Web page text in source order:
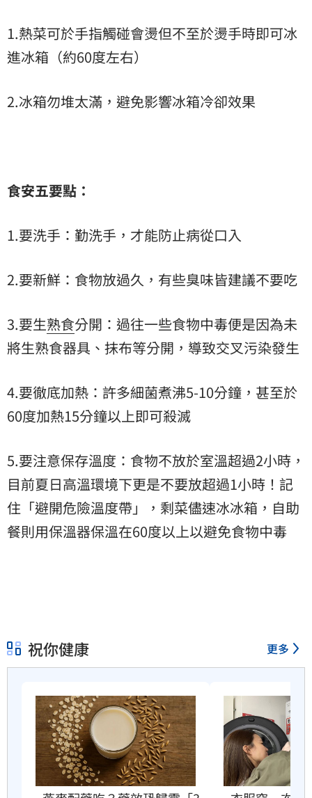
1.熱菜可於手指觸碰會燙但不至於燙手時即可冰
進冰箱（約60度左右）
2.冰箱勿堆太滿，避免影響冰箱冷卻效果
食安五要點：
1.要洗手：勤洗手，才能防止病從口入
2.要新鮮：食物放過久，有些臭味皆建議不要吃
3.要生熟食分開：過往一些食物中毒便是因為未
將生熟食器具、抹布等分開，導致交叉污染發生
4.要徹底加熱：許多細菌煮沸5-10分鐘，甚至於
60度加熱15分鐘以上即可殺滅
5.要注意保存溫度：食物不放於室溫超過2小時，
目前夏日高溫環境下更是不要放超過1小時！記
住「避開危險溫度帶」，剩菜儘速冰冰箱，自助
餐則用保溫器保溫在60度以上以避免食物中毒
祝你健康 更多